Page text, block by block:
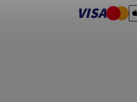
VISA